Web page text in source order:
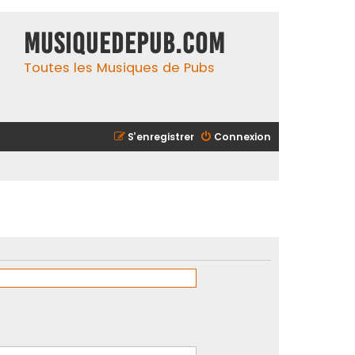
MusiqueDePub.com
Toutes les Musiques de Pubs
Connexion
S’enregistrer